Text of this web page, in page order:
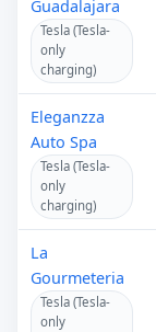
Guadalajara
Tesla (Tesla-
only
charging)
Eleganzza
Auto Spa
Tesla (Tesla-
only
charging)
La
Gourmeteria
Tesla (Tesla-
only